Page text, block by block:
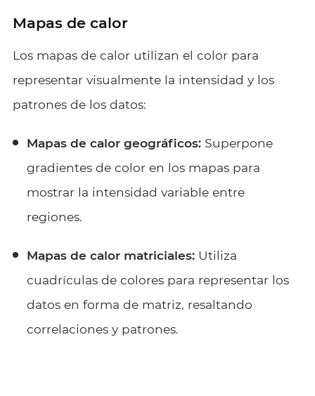
Mapas de calor
Los mapas de calor utilizan el color para
representar visualmente la intensidad y los
patrones de los datos:
Mapas de calor geográficos:Superpone
gradientes de color en los mapas para
mostrar la intensidad variable entre
regiones.
Mapas de calor matriciales:Utiliza
cuadrículas de colores para representar los
datos en forma de matriz, resaltando
correlaciones y patrones.